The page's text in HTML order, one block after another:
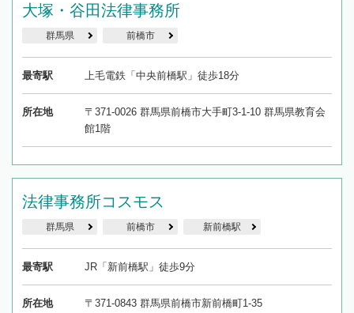
大塚・谷田法律事務所
群馬県 前橋市
最寄駅 上毛電鉄「中央前橋駅」徒歩18分
所在地
〒371-0026 群馬県前橋市大手町3-1-10 群馬県教育会
館1階
法律事務所コスモス
群馬県 前橋市 新前橋駅
最寄駅 JR「新前橋駅」徒歩9分
所在地 〒371-0843 群馬県前橋市新前橋町1-35